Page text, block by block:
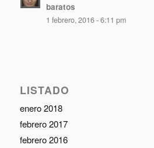
baratos
1 febrero, 2016 - 6:11 pm
LISTADO
enero 2018
febrero 2017
febrero 2016